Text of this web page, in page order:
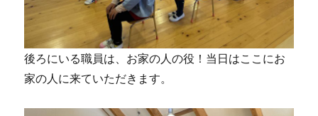
後ろにいる職員は、お家の人の役！当日はここにお
家の人に来ていただきます。